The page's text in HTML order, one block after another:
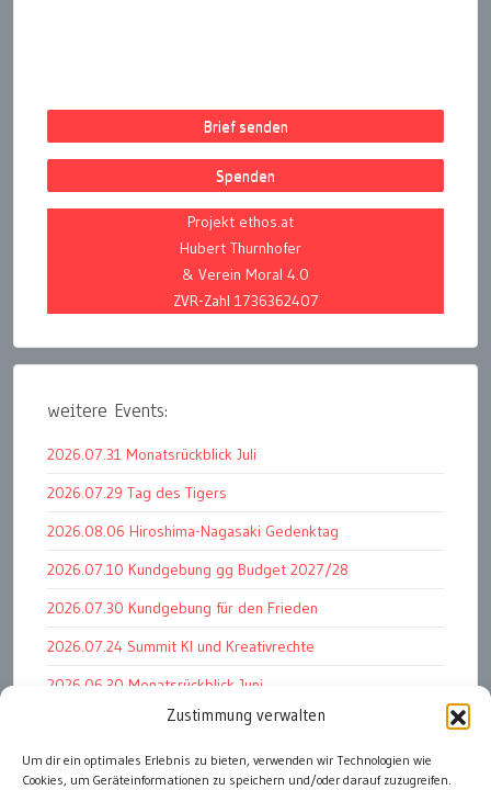
Zustimmung verwalten
Um dir ein optimales Erlebnis zu bieten, verwenden wir Technologien wie
Cookies, um Geräteinformationen zu speichern und/oder darauf zuzugreifen.
Brief senden
Spenden
Projekt ethos.at
Hubert Thurnhofer
& Verein Moral 4.0
ZVR-Zahl 1736362407
weitere Events:
2026.07.31 Monatsrückblick Juli
2026.07.29 Tag des Tigers
2026.08.06 Hiroshima-Nagasaki Gedenktag
2026.07.10 Kundgebung gg Budget 2027/28
2026.07.30 Kundgebung für den Frieden
2026.07.24 Summit KI und Kreativrechte
2026.06.30 Monatsrückblick Juni
2026.07.11 Worauf es letztlich ankommt
2026.07.01 Markenwert Studie 2026